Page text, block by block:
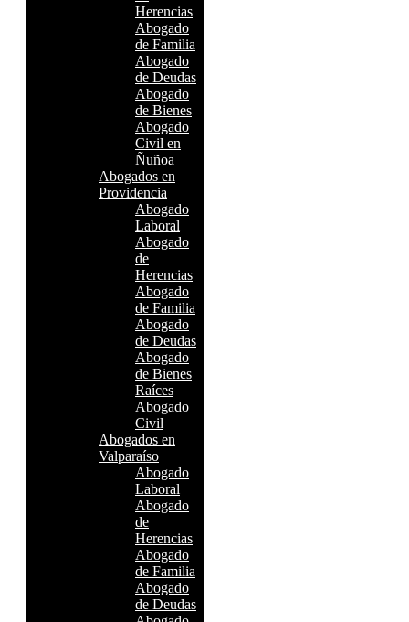
Herencias
Abogado
de Familia
Abogado
de Deudas
Abogado
de Bienes
Abogado
Civil en
Ñuñoa
Abogados en
Providencia
Abogado
Laboral
Abogado
de
Herencias
Abogado
de Familia
Abogado
de Deudas
Abogado
de Bienes
Raíces
Abogado
Civil
Abogados en
Valparaíso
Abogado
Laboral
Abogado
de
Herencias
Abogado
de Familia
Abogado
de Deudas